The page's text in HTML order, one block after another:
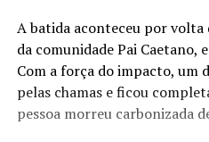
A batida aconteceu por volta
da comunidade Pai Caetano,
Com a força do impacto, um
pelas chamas e ficou
pessoa morreu carbonizada